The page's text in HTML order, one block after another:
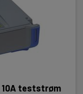
10A teststrøm